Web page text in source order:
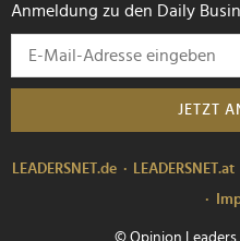
Anmeldung zu den Daily
JETZT
LEADERSNET.de LEADERSNET.at